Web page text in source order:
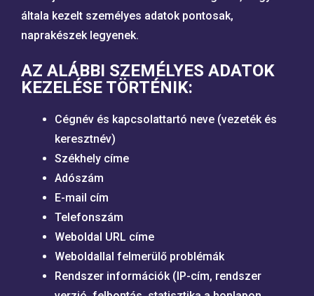
általa kezelt személyes adatok pontosak,
naprakészek legyenek.
AZ ALÁBBI SZEMÉLYES ADATOK
KEZELÉSE TÖRTÉNIK:
Cégnév és kapcsolattartó neve (vezeték és
keresztnév)
Székhely címe
Adószám
E-mail cím
Telefonszám
Weboldal URL címe
Weboldallal felmerülő problémák
Rendszer információk (IP-cím, rendszer